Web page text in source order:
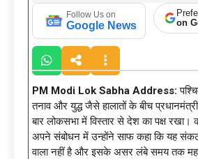
Follow Us on
Google News
on
PM Modi Lok Sabha Address:
तनाव और युद्ध जैसे हालातों के बीच
बार लोकसभा में विस्तार से देश का पक्ष
अपने संबोधन में उन्होंने साफ कहा कि यह
वाला नहीं है और इसके असर लंबे समय तक